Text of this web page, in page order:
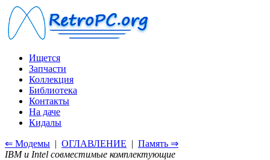
Ищется
Запчасти
Коллекция
Библиотека
Контакты
На даче
Кидалы
⇐ Модемы | ОГЛАВЛЕНИЕ | Память ⇒
IBM и Intel совместимые комплектующие